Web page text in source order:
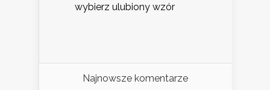
wybierz ulubiony wzór
Najnowsze komentarze